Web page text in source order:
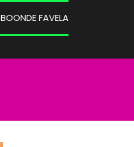
BOONDE FAVELA